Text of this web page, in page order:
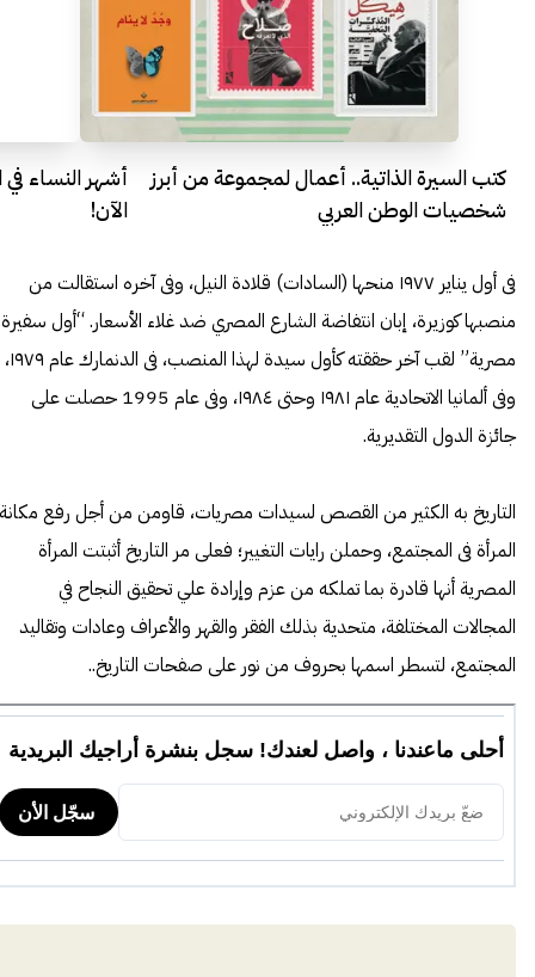
كتب السيرة الذاتية.. أعمال لمجموعة من أبرز
شخصيات الوطن العربي
أشهر النساء
الآن!
فى أول يناير ١٩٧٧ منحها (السادات) قلادة النيل، وفى آخره استقالت من
منصبها كوزيرة، إبان انتفاضة الشارع المصري ضد غلاء الأسعار. “أول سفيرة
مصرية” لقب آخر حققته كأول سيدة لهذا المنصب، فى الدنمارك عام ١٩٧٩،
وفى ألمانيا الاتحادية عام ١٩٨١ وحتى ١٩٨٤، وفى عام 1995 حصلت على
جائزة الدول التقديرية.
التاريخ به الكثير من القصص لسيدات مصريات، قاومن من أجل رفع مكانة
المرأة فى المجتمع، وحملن رايات التغيير؛ فعلى مر التاريخ أثبتت المرأة
المصرية أنها قادرة بما تملكه من عزم وإرادة علي تحقيق النجاح في
المجالات المختلفة، متحدية بذلك الفقر والقهر والأعراف وعادات وتقاليد
المجتمع، لتسطر اسمها بحروف من نور على صفحات التاريخ..